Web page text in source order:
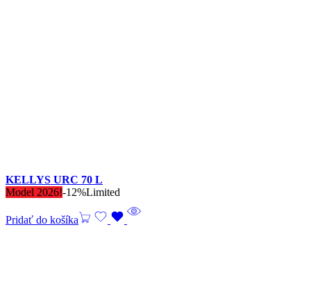
KELLYS URC 70 L
Model 2026!-12%Limited
Pridať do košíka